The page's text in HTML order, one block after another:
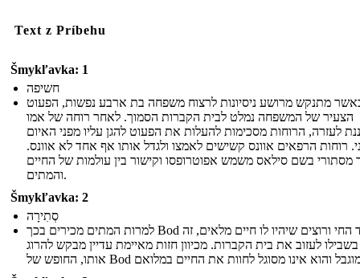
Text z Príbehu
Šmykľavka: 1
חשיפה
מתנקש מרושע ניסיונות לרצוח משפחה בת ארבע נפשות, הפעוט
הצעיר של המשפחה נמלט לבית הקברות הסמוך. לאחר רוחה של אמו
לעזרה, הרוחות מסכימות להעלות את הפעוט להגן עליו מפני האיום
רוחות הרפאים אוונס קשישים לאמצו ולגדל אותו אף אחד לא אוונס.
מסתורי בשם סילאס משמש אפוטרופסו וקישור בין עולמות של החיים
והמתים.
Šmykľavka: 2
סְתִירָה
למרות המתים מכירים בכך Bod הוא ילד החי ורוצים שיהיו לו חיים מלאים, זה
לעזוב את בית הקברות. מכיוון חזות מאיימת עדיין מבקש להרוג